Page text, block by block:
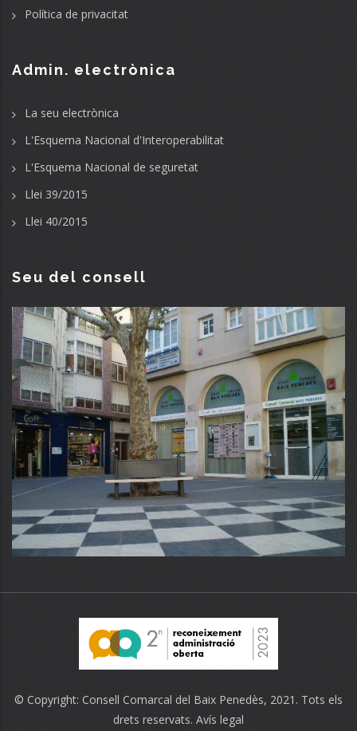
Política de privacitat
Admin. electrònica
La seu electrònica
L'Esquema Nacional d'Interoperabilitat
L'Esquema Nacional de seguretat
Llei 39/2015
Llei 40/2015
Seu del consell
© Copyright: Consell Comarcal del Baix Penedès, 2021. Tots els
drets reservats. Avís legal